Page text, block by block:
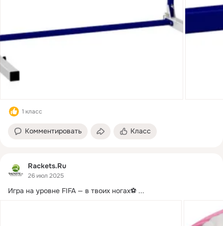
1 класс
Комментировать Класс
Rackets.Ru
26 июл 2025
Игра на уровне FIFA — в твоих ногах⚽️ ...